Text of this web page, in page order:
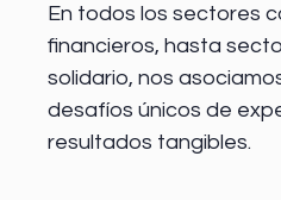
En todos los sectores
financieros, hasta
solidario, nos
desafíos únicos de
resultados tangibles.